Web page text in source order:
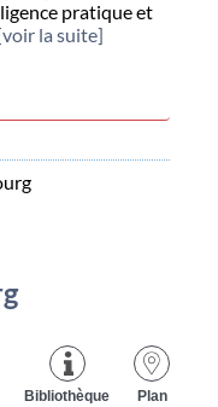
pratique et
la suite]
Plan
Bibliothèque